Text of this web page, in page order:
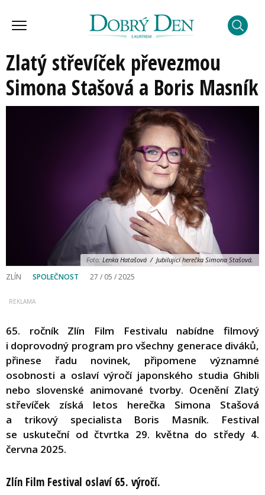
Zlatý střevíček převezmou
Simona Stašová a Boris Masník
Foto: Lenka Hatašová / Jubilující herečka Simona Stašová.
ZLÍN SPOLEČNOST 27 / 05 / 2025
65. ročník Zlín Film Festivalu nabídne filmový
i doprovodný program pro všechny generace diváků,
přinese řadu novinek, připomene významné
osobnosti a oslaví výročí japonského studia Ghibli
nebo slovenské animované tvorby. Ocenění Zlatý
střevíček získá letos herečka Simona Stašová
a trikový specialista Boris Masník. Festival
se uskuteční od čtvrtka 29. května do středy 4.
června 2025.
Zlín Film Festival oslaví 65. výročí.